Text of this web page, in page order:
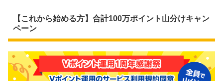
【これから始める方】合計100万ポイント山分けキャン
ペーン